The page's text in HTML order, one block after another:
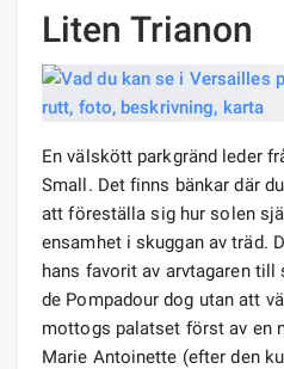
Liten Trianon
En välskött parkgränd leder
Small. Det finns bänkar där
att föreställa sig hur solen
ensamhet i skuggan av träd.
hans favorit av arvtagaren till
de Pompadour dog utan att
mottogs palatset först av en
Marie Antoinette (efter den